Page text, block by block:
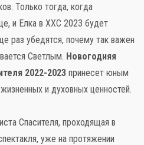
Только тогда, когда
и Елка в ХХС 2023 будет
раз убедятся, почему так важен
Светлым. Новогодняя
2022-2023 принесет юным
и духовных ценностей.
Спасителя, проходящая в
уже на протяжении